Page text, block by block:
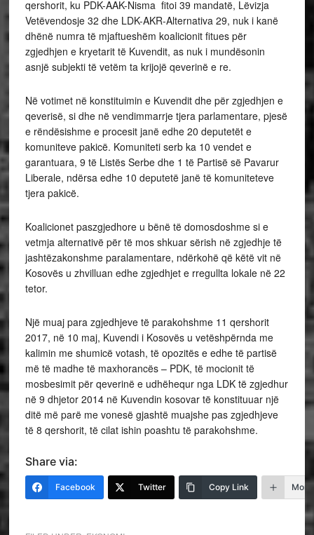
qershorit, ku PDK-AAK-Nisma fitoi 39 mandatë, Lëvizja
Vetëvendosje 32 dhe LDK-AKR-Alternativa 29, nuk i kanë
dhënë numra të mjaftueshëm koalicionit fitues për
zgjedhjen e kryetarit të Kuvendit, as nuk i mundësonin
asnjë subjekti të vetëm ta krijojë qeverinë e re.
Në votimet në konstituimin e Kuvendit dhe për zgjedhjen e
qeverisë, si dhe në vendimmarrje tjera parlamentare, pjesë
e rëndësishme e procesit janë edhe 20 deputetët e
komuniteve pakicë. Komuniteti serb ka 10 vendet e
garantuara, 9 të Listës Serbe dhe 1 të Partisë së Pavarur
Liberale, ndërsa edhe 10 deputetë janë të komuniteteve
tjera pakicë.
Koalicionet paszgjedhore u bënë të domosdoshme si e
vetmja alternativë për të mos shkuar sërish në zgjedhje të
jashtëzakonshme paralamentare, ndërkohë që këtë vit në
Kosovës u zhvilluan edhe zgjedhjet e rregullta lokale në 22
tetor.
Një muaj para zgjedhjeve të parakohshme 11 qershorit
2017, në 10 maj, Kuvendi i Kosovës u vetëshpërnda me
kalimin me shumicë votash, të opozitës e edhe të partisë
më të madhe të maxhorancës – PDK, të mocionit të
mosbesimit për qeverinë e udhëhequr nga LDK të zgjedhur
në 9 dhjetor 2014 në Kuvendin kosovar të konstituuar një
ditë më parë me vonesë gjashtë muajshe pas zgjedhjeve
të 8 qershorit, të cilat ishin poashtu të parakohshme.
Share via:
Facebook Twitter Copy Link More